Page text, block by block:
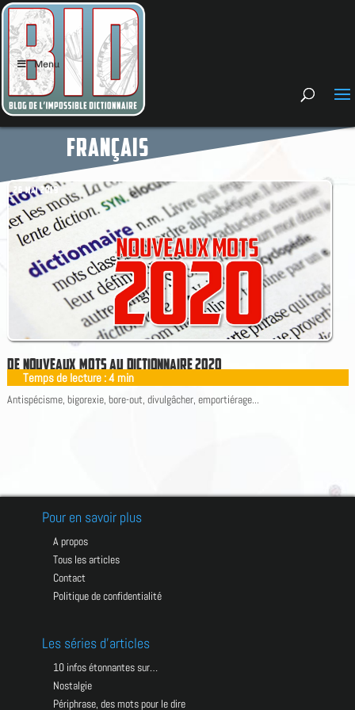
Menu
FRANÇAIS
DENOUVEAUXMOTSAUDICTIONNAIRE2020
26 MAI 2019
Temps de lecture :4min
Antispécisme, bigorexie, bore-out, divulgâcher, emportiérage...
Pour en savoir plus
A propos
Tous les articles
Contact
Politique de confidentialité
Les séries d’articles
10 infos étonnantes sur…
Nostalgie
Périphrase, des mots pour le dire